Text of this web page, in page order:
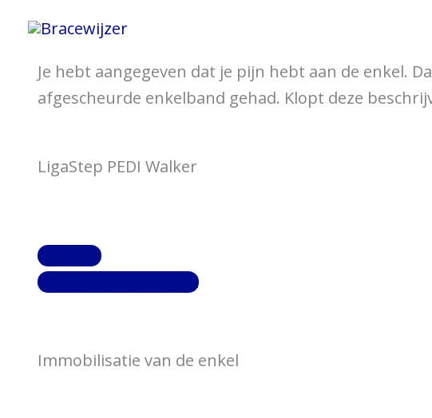
naar
inhoud
Je hebt aangegeven dat je pijn hebt aan de enkel.
afgescheurde enkelband gehad. Klopt deze
LigaStep PEDI Walker
Koop nu
Bekijk productpagina
Immobilisatie van de enkel